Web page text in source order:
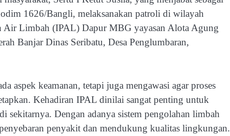
1626/Bangli, melaksanakan patroli di wilayah
Air Limbah (IPAL) Dapur MBG yayasan Alota Agung
Banjar Dinas Seribatu, Desa Penglumbaran,
aspek keamanan, tetapi juga mengawasi agar proses
Kehadiran IPAL dinilai sangat penting untuk
sekitarnya. Dengan adanya sistem pengolahan limbah
penyakit dan mendukung kualitas lingkungan.